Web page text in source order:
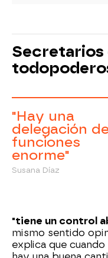
Secretarios
"Hay una
delegación
funciones
enorme"
Susana Díaz
"tiene un control
mismo sentido
explica que